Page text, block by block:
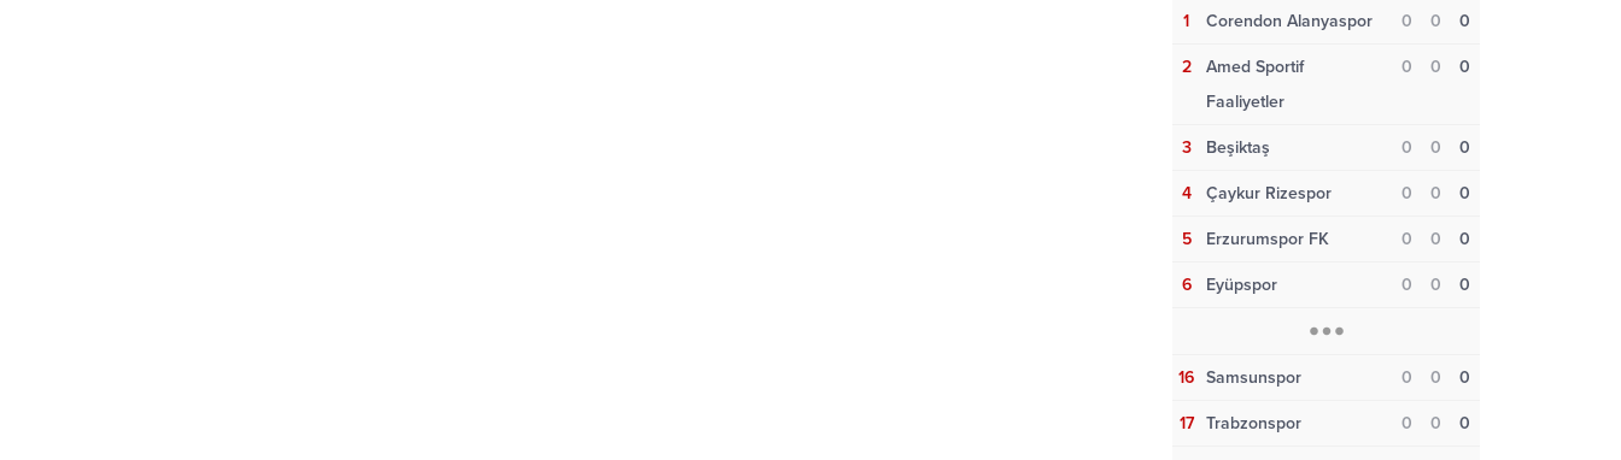
1 Corendon Alanyaspor 0 0 0
2
Amed Sportif
Faaliyetler
0 0 0
3 Beşiktaş 0 0 0
4 Çaykur Rizespor 0 0 0
5 Erzurumspor FK 0 0 0
6 Eyüpspor 0 0 0
16 Samsunspor 0 0 0
17 Trabzonspor 0 0 0